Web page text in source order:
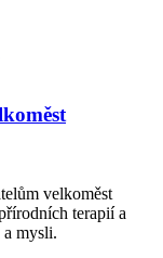
velkoměst
terapií a
mysli.